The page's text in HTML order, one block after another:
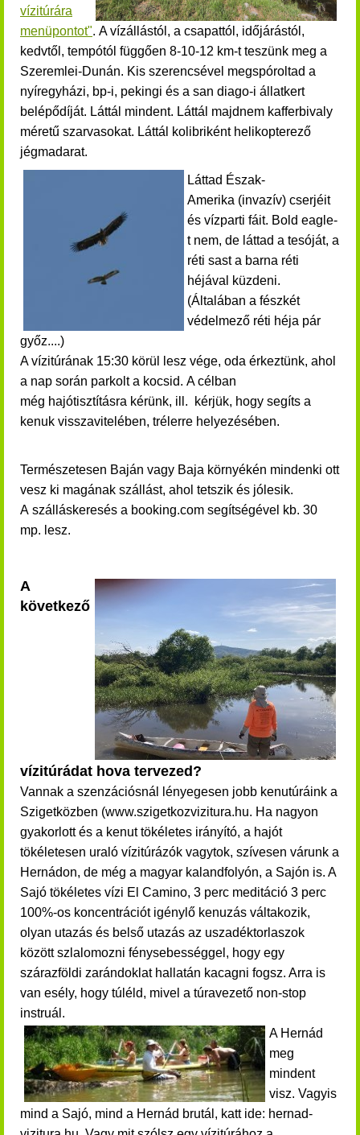
vízitúrára
menüpontot". A vízállástól, a csapattól, időjárástól,
kedvtől, tempótól függően 8-10-12 km-t teszünk meg a
Szeremlei-Dunán. Kis szerencsével megspóroltad a
nyíregyházi, bp-i, pekingi és a san diago-i állatkert
belépődíját. Láttál mindent. Láttál majdnem kafferbivaly
méretű szarvasokat. Láttál kolibriként helikopterező
jégmadarat.
Láttad Észak-
Amerika (invazív) cserjéit
és vízparti fáit. Bold eagle-
t nem, de láttad a tesóját, a
réti sast a barna réti
héjával küzdeni.
(Általában a fészkét
védelmező réti héja pár
győz....)
A vízitúrának 15:30 körül lesz vége, oda érkeztünk, ahol
a nap során parkolt a kocsid. A célban
még hajótisztításra kérünk, ill. kérjük, hogy segíts a
kenuk visszavitelében, trélerre helyezésében.
Természetesen Baján vagy Baja környékén mindenki ott
vesz ki magának szállást, ahol tetszik és jólesik.
A szálláskeresés a booking.com segítségével kb. 30
mp. lesz.
A
következő
vízitúrádat hova tervezed?
Vannak a szenzációsnál lényegesen jobb kenutúráink a
Szigetközben (www.szigetkozvizitura.hu. Ha nagyon
gyakorlott és a kenut tökéletes irányító, a hajót
tökéletesen uraló vízitúrázók vagytok, szívesen várunk a
Hernádon, de még a magyar kalandfolyón, a Sajón is. A
Sajó tökéletes vízi El Camino, 3 perc meditáció 3 perc
100%-os koncentrációt igénylő kenuzás váltakozik,
olyan utazás és belső utazás az uszadéktorlaszok
között szlalomozni fénysebességgel, hogy egy
szárazföldi zarándoklat hallatán kacagni fogsz. Arra is
van esély, hogy túléld, mivel a túravezető non-stop
instruál.
A Hernád
meg
mindent
visz. Vagyis
mind a Sajó, mind a Hernád brutál, katt ide: hernad-